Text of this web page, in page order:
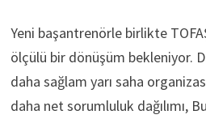
Yeni başantrenörle birlikte
ölçülü bir dönüşüm bekleniyor.
daha sağlam yarı saha
daha net sorumluluk dağılımı,